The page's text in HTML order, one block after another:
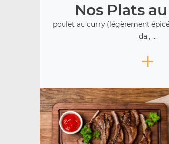
Nos Plats
poulet au curry (légèrement
dal, ...
+